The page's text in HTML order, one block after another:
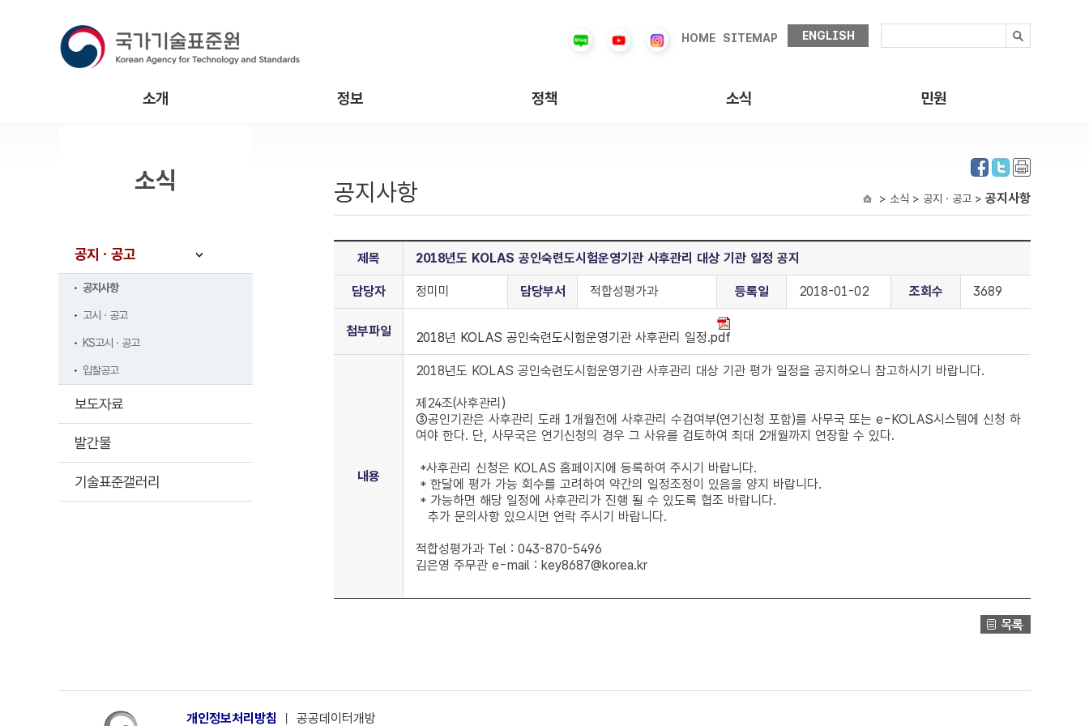
HOME SITEMAP ENGLISH
소개 정보 정책 소식 민원
공지사항 > 소식 > 공지ㆍ공고 > 공지사항
제목 2018년도 KOLAS 공인숙련도시험운영기관 사후관리 대상 기관 일정 공지
담당자 정미미 담당부서 적합성평가과 등록일 2018-01-02 조회수 3689
첨부파일 2018년 KOLAS 공인숙련도시험운영기관 사후관리 일정.pdf
내용
2018년도 KOLAS 공인숙련도시험운영기관 사후관리 대상 기관 평가 일정을 공지하오니 참고하시기 바랍니다.
제24조(사후관리)
③공인기관은 사후관리 도래 1개월전에 사후관리 수검여부(연기신청 포함)를 사무국 또는 e-KOLAS시스템에 신청 하
여야 한다. 단, 사무국은 연기신청의 경우 그 사유를 검토하여 최대 2개월까지 연장할 수 있다.
*사후관리 신청은 KOLAS 홈페이지에 등록하여 주시기 바랍니다.
* 한달에 평가 가능 회수를 고려하여 약간의 일정조정이 있음을 양지 바랍니다.
* 가능하면 해당 일정에 사후관리가 진행 될 수 있도록 협조 바랍니다.
추가 문의사항 있으시면 연락 주시기 바랍니다.
적합성평가과 Tel : 043-870-5496
김은영 주무관 e-mail : key8687@korea.kr
소식
공지ㆍ공고
공지사항
고시ㆍ공고
KS고시ㆍ공고
입찰공고
보도자료
발간물
기술표준갤러리
개인정보처리방침 ㅣ 공공데이터개방